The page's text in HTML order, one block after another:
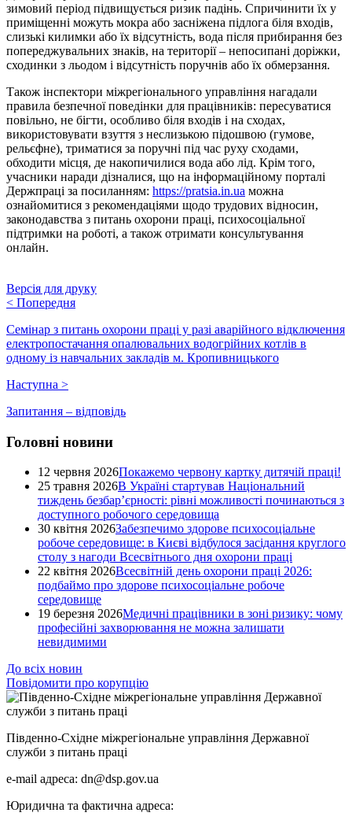
зимовий період підвищується ризик падінь. Спричинити їх у
приміщенні можуть мокра або засніжена підлога біля входів,
слизькі килимки або їх відсутність, вода після прибирання без
попереджувальних знаків, на території – непосипані доріжки,
сходинки з льодом і відсутність поручнів або їх обмерзання.
Також інспектори міжрегіонального управління нагадали
правила безпечної поведінки для працівників: пересуватися
повільно, не бігти, особливо біля входів і на сходах,
використовувати взуття з неслизькою підошвою (гумове,
рельєфне), триматися за поручні під час руху сходами,
обходити місця, де накопичилися вода або лід. Крім того,
учасники наради дізналися, що на інформаційному порталі
Держпраці за посиланням: https://pratsia.in.ua можна
ознайомитися з рекомендаціями щодо трудових відносин,
законодавства з питань охорони праці, психосоціальної
підтримки на роботі, а також отримати консультування
онлайн.
Версія для друку
< Попередня
Семінар з питань охорони праці у разі аварійного відключення
електропостачання опалювальних водогрійних котлів в
одному із навчальних закладів м. Кропивницького
Наступна >
Запитання – відповідь
Головні новини
12 червня 2026Покажемо червону картку дитячій праці!
25 травня 2026В Україні стартував Національний
тиждень безбар’єрності: рівні можливості починаються з
доступного робочого середовища
30 квітня 2026Забезпечимо здорове психосоціальне
робоче середовище: в Києві відбулося засідання круглого
столу з нагоди Всесвітнього дня охорони праці
22 квітня 2026Всесвітній день охорони праці 2026:
подбаймо про здорове психосоціальне робоче
середовище
19 березня 2026Медичні працівники в зоні ризику: чому
професійні захворювання не можна залишати
невидимими
До всіх новин
Повідомити про корупцію
Південно-Східне міжрегіональне управління Державної
служби з питань праці
e-mail адреса: dn@dsp.gov.ua
Юридична та фактична адреса: